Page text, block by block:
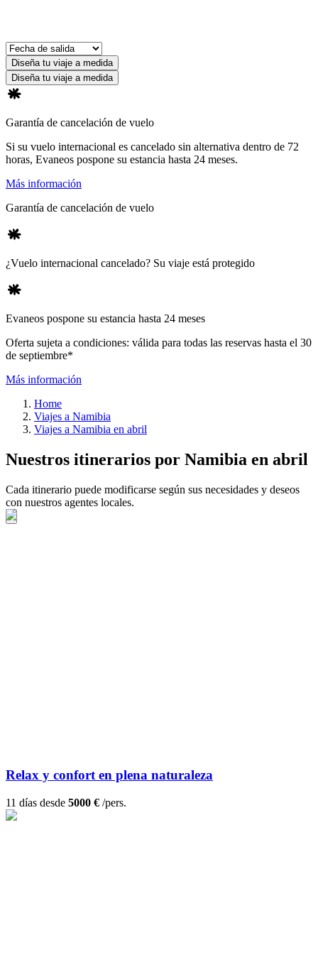
Diseña tu viaje a medida
Diseña tu viaje a medida
Garantía de cancelación de vuelo
Si su vuelo internacional es cancelado sin alternativa dentro de 72
horas, Evaneos pospone su estancia hasta 24 meses.
Más información
Garantía de cancelación de vuelo
¿Vuelo internacional cancelado? Su viaje está protegido
Evaneos pospone su estancia hasta 24 meses
Oferta sujeta a condiciones: válida para todas las reservas hasta el 30
de septiembre*
Más información
Home
Viajes a Namibia
Viajes a Namibia en abril
Nuestros itinerarios por Namibia en abril
Cada itinerario puede modificarse según sus necesidades y deseos
con nuestros agentes locales.
Relax y confort en plena naturaleza
11 días desde 5000 € /pers.